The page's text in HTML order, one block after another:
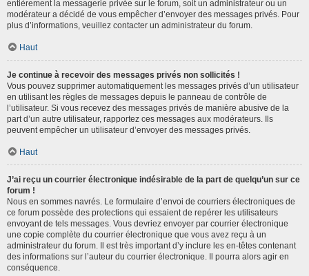
entièrement la messagerie privée sur le forum, soit un administrateur ou un
modérateur a décidé de vous empêcher d’envoyer des messages privés. Pour
plus d’informations, veuillez contacter un administrateur du forum.
Haut
Je continue à recevoir des messages privés non sollicités !
Vous pouvez supprimer automatiquement les messages privés d’un utilisateur
en utilisant les règles de messages depuis le panneau de contrôle de
l’utilisateur. Si vous recevez des messages privés de manière abusive de la
part d’un autre utilisateur, rapportez ces messages aux modérateurs. Ils
peuvent empêcher un utilisateur d’envoyer des messages privés.
Haut
J’ai reçu un courrier électronique indésirable de la part de quelqu’un sur ce
forum !
Nous en sommes navrés. Le formulaire d’envoi de courriers électroniques de
ce forum possède des protections qui essaient de repérer les utilisateurs
envoyant de tels messages. Vous devriez envoyer par courrier électronique
une copie complète du courrier électronique que vous avez reçu à un
administrateur du forum. Il est très important d’y inclure les en-têtes contenant
des informations sur l’auteur du courrier électronique. Il pourra alors agir en
conséquence.